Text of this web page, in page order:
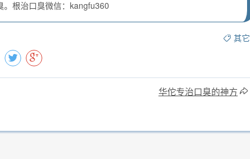
根治口臭微信：kangfu360
其它
华佗专治口臭的神方